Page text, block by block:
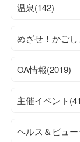
温泉(142)
めざせ！かご
OA情報(2019)
主催イベント
ヘルス＆ビュ